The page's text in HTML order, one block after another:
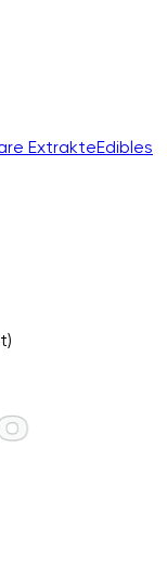
ExtrakteEdibles